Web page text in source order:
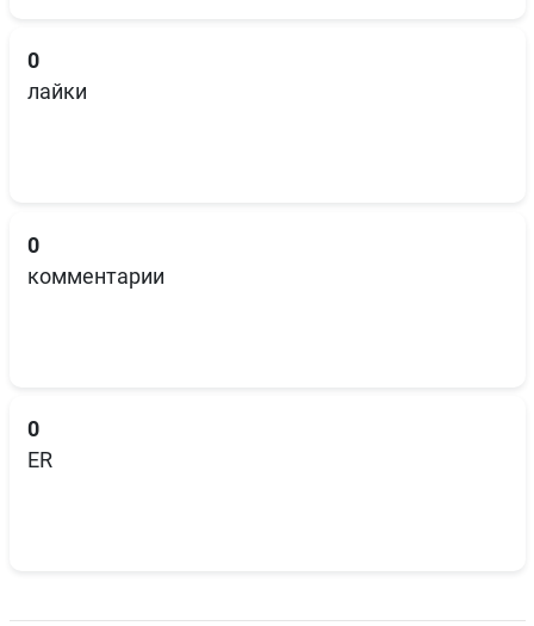
0
лайки
0
комментарии
0
ER